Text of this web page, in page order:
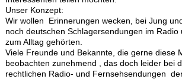
Unser Konzept:
Wir wollen Erinnerungen wecken, bei Jung
noch deutschen Schlagersendungen im Radio
zum Alltag gehörten.
Viele Freunde und Bekannte, die gerne diese
beobachten zunehmend , das doch leider bei
rechtlichen Radio- und Fernsehsendungen